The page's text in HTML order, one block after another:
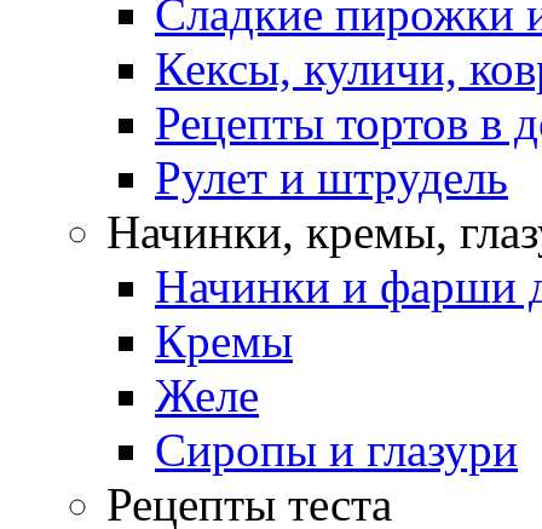
Сладкие пирожки
Кексы, куличи,
Рецепты тортов в
Рулет и штрудель
Начинки, кремы,
Начинки и фарши
Кремы
Желе
Сиропы и глазури
Рецепты теста